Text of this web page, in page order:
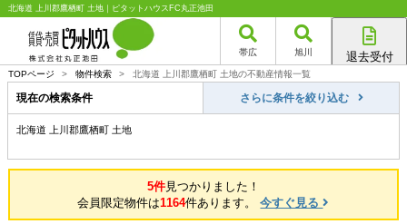
北海道 上川郡鷹栖町 土地｜ピタットハウスFC丸正池田
帯広 旭川 退去受付
旭川店
TOPページ > 物件検索 > 北海道 上川郡鷹栖町 土地の不動産情報一覧
現在の検索条件 さらに条件を絞り込む
北海道 上川郡鷹栖町 土地
5件見つかりました！
会員限定物件は1164件あります。今すぐ見る